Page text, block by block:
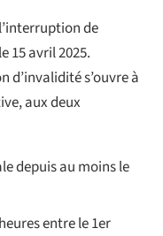
de
15 avril 2025.
d’invalidité s’ouvre à
aux deux
depuis au moins le
entre le 1er